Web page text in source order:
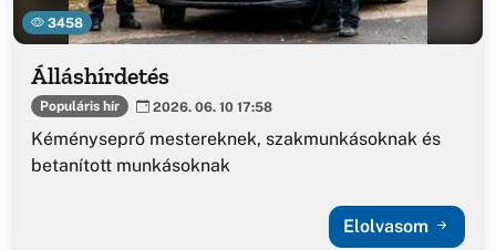
3458
Álláshírdetés
Populáris hír 2026. 06. 10 17:58
Kéményseprő mestereknek, szakmunkásoknak és
betanított munkásoknak
Elolvasom